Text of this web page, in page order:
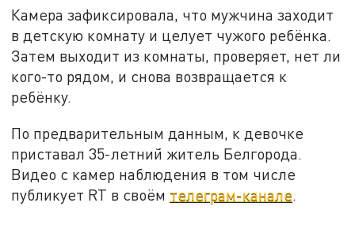
Камера зафиксировала, что мужчина заходит
в детскую комнату и целует чужого ребёнка.
Затем выходит из комнаты, проверяет, нет ли
кого-то рядом, и снова возвращается к
ребёнку.
По предварительным данным, к девочке
приставал 35-летний житель Белгорода.
Видео с камер наблюдения в том числе
публикует RT в своём телеграм-канале.